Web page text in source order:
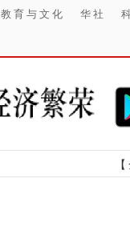
教育与文化 华社
【金融】 立法